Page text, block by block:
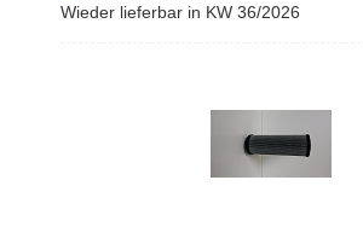
Wieder lieferbar in KW 36/2026